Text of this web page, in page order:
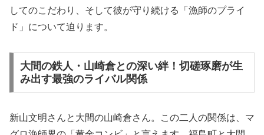
してのこだわり、そして彼が守り続ける「漁師のプライ
ド」について迫ります。
大間の鉄人・山崎倉との深い絆！切磋琢磨が生
み出す最強のライバル関係
新山文明さんと大間の山崎倉さん。この二人の関係は、マ